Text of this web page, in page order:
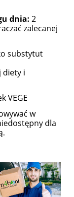
dnia: 2
zalecanej
substytut
diety i
VEGE
w
dla